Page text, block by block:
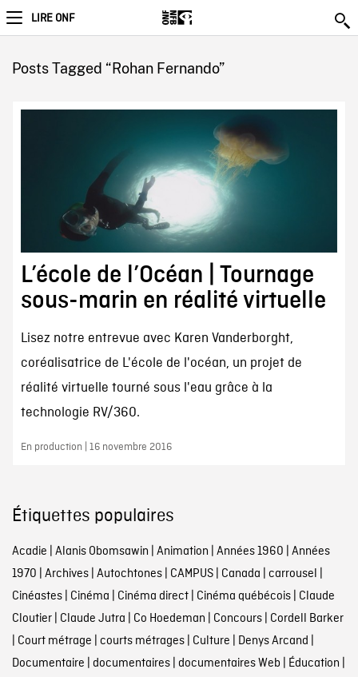
LIRE ONF
Posts Tagged “Rohan Fernando”
L’école de l’Océan | Tournage
sous-marin en réalité virtuelle
Lisez notre entrevue avec Karen Vanderborght,
coréalisatrice de L'école de l'océan, un projet de
réalité virtuelle tourné sous l'eau grâce à la
technologie RV/360.
En production | 16 novembre 2016
Étiquettes populaires
Acadie | Alanis Obomsawin | Animation | Années 1960 | Années
1970 | Archives| Autochtones| CAMPUS| Canada | carrousel |
Cinéastes| Cinéma | Cinéma direct| Cinéma québécois| Claude
Cloutier| Claude Jutra | Co Hoedeman | Concours| Cordell Barker
| Court métrage | courts métrages| Culture | Denys Arcand |
Documentaire | documentaires| documentaires Web | Éducation |